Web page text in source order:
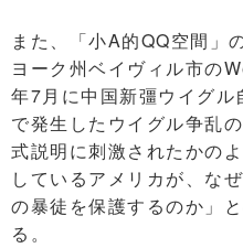
また、「小A的QQ空間」
ヨーク州ベイヴィル市の
年7月に中国新彊ウイグル
で発生したウイグル争乱
式説明に刺激されたかの
しているアメリカが、な
の暴徒を保護するのか」
る。